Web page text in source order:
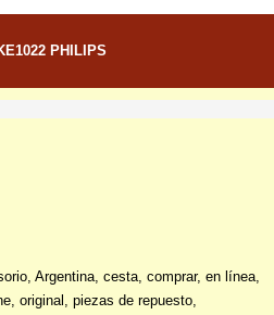
PHILIPS
Argentina, cesta, comprar, en línea,
original, piezas de repuesto,